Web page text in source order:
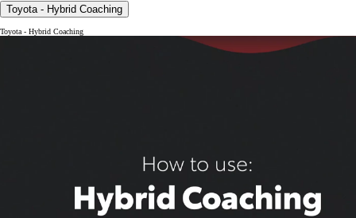
Toyota - Hybrid Coaching
Toyota - Hybrid Coaching